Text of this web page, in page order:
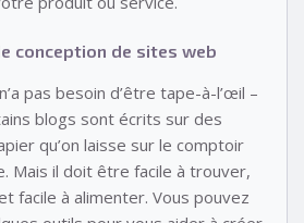
conception de sites web
pas besoin d’être tape-à-l’œil –
blogs sont écrits sur des
qu’on laisse sur le comptoir
Mais il doit être facile à trouver,
facile à alimenter. Vous pouvez